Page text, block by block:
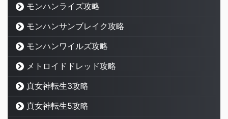
モンハンライズ攻略
モンハンサンブレイク攻略
モンハンワイルズ攻略
メトロイドドレッド攻略
真女神転生3攻略
真女神転生5攻略